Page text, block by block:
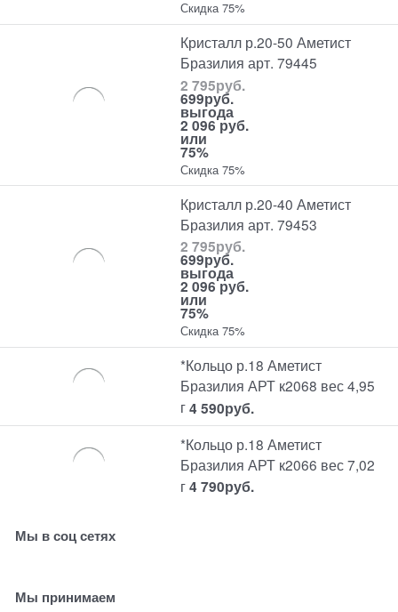
Скидка 75%
Кристалл р.20-50 Аметист
Бразилия арт. 79445
2 795руб.
699руб.
выгода
2 096 руб.
или
75%
Скидка 75%
Кристалл р.20-40 Аметист
Бразилия арт. 79453
2 795руб.
699руб.
выгода
2 096 руб.
или
75%
Скидка 75%
*Кольцо р.18 Аметист
Бразилия АРТ к2068 вес 4,95
г4 590руб.
*Кольцо р.18 Аметист
Бразилия АРТ к2066 вес 7,02
г4 790руб.
Мы в соц сетях
Мы принимаем